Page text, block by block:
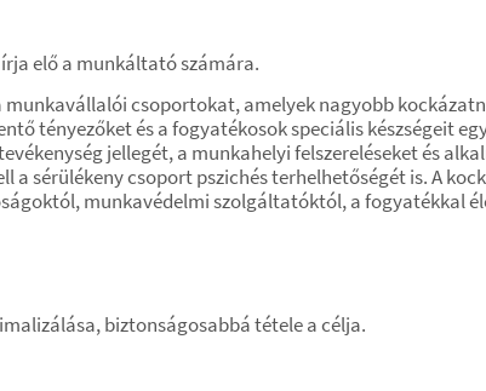
elő a munkáltató számára.
csoportokat, amelyek nagyobb
tényezőket és a fogyatékosok speciális készségeit
jellegét, a munkahelyi felszereléseket és
sérülékeny csoport pszichés terhelhetőségét is. A
munkavédelmi szolgáltatóktól, a fogyatékkal
biztonságosabbá tétele a célja.